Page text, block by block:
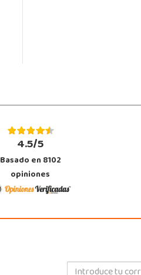
4.5/5
Basado en 8102
opiniones